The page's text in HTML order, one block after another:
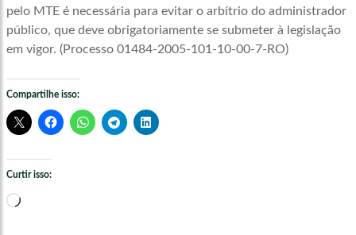
pelo MTE é necessária para evitar o arbítrio do administrador
público, que deve obrigatoriamente se submeter à legislação
em vigor. (Processo 01484-2005-101-10-00-7-RO)
Compartilhe isso:
Curtir isso:
Carregando...